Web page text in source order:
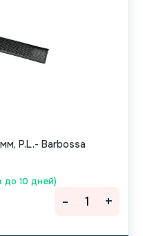
до 10 дней)
P.L.- Barbossa
- +